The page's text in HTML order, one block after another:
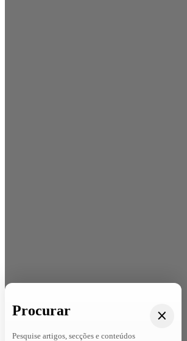
Procurar
Pesquise artigos, secções e conteúdos